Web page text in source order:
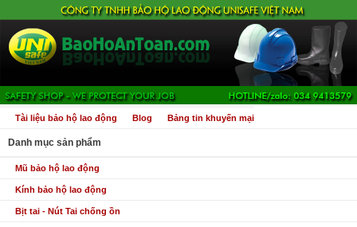
Tài liệu bảo hộ lao động Blog Bảng tin khuyến mại
Danh mục sản phẩm
Mũ bảo hộ lao động
Kính bảo hộ lao động
Bịt tai - Nút Tai chống ồn